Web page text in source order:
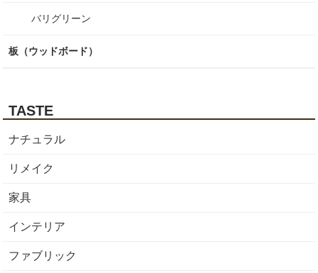
バリグリーン
板（ウッドボード）
TASTE
ナチュラル
リメイク
家具
インテリア
ファブリック